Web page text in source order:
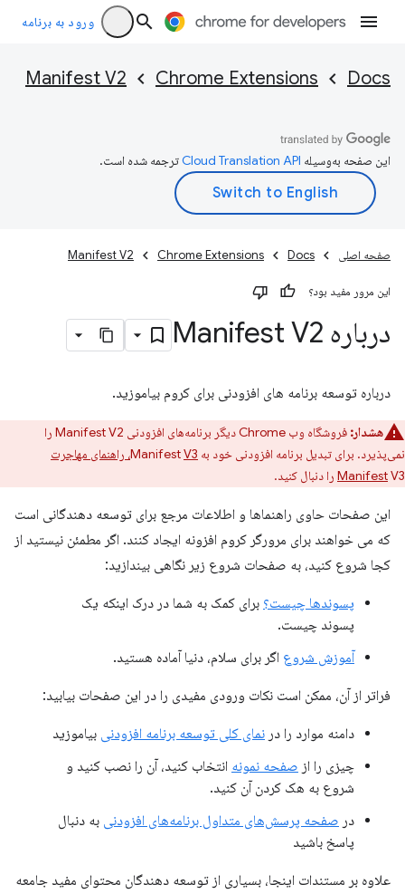
ورود به برنامه
Docs
Chrome Extensions
Manifest V2
این صفحه به‌وسیله ترجمه شده است.
صفحه اصلی Docs
Chrome Extensions
Manifest V2
این مرور مفید بود؟
درباره Manifest V2
درباره توسعه برنامه های افزودنی برای کروم بیاموزید.
هشدار:
فروشگاه وب Chrome دیگر برنامه‌های افزودنی Manifest V2 را
نمی‌پذیرد. برای تبدیل برنامه افزودنی خود به Manifest
V3، راهنمای مهاجرت
ManifestV3 را دنبال کنید.
این صفحات حاوی راهنماها و اطلاعات مرجع برای توسعه دهندگانی است
که می خواهند برای مرورگر کروم افزونه ایجاد کنند. اگر مطمئن نیستید از
کجا شروع کنید، به صفحات شروع زیر نگاهی بیندازید:
پسوندها چیست؟ برای کمک به شما در درک اینکه یک
پسوند چیست.
آموزش شروع اگر برای سلام، دنیا آماده هستید.
فراتر از آن، ممکن است نکات ورودی مفیدی را در این صفحات بیابید:
دامنه موارد را در نمای کلی توسعه برنامه افزودنی بیاموزید
چیزی را از صفحه نمونه انتخاب کنید، آن را نصب کنید و
شروع به هک کردن آن کنید.
در صفحه پرسش‌های متداول برنامه‌های افزودنی به دنبال
پاسخ باشید
علاوه بر مستندات اینجا، بسیاری از توسعه دهندگان محتوای مفید جامعه